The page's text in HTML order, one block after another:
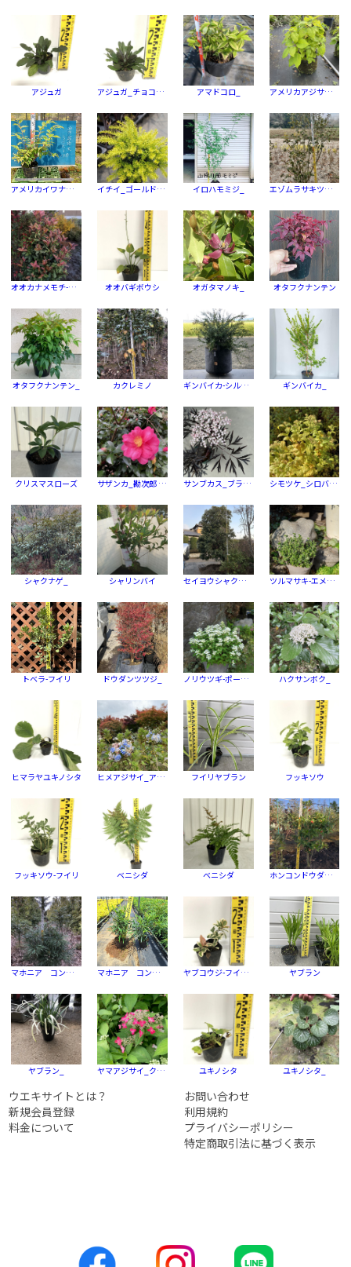
アジュガ アジュガ_チョコレートチップ アマドコロ_ アメリカアジサイ-アナベル
アメリカイワナンテン_レインボー イチイ_ゴールドストライク イロハモミジ_ エゾムラサキツツジ_
オオカナメモチ-ピンククリスピー オオバギボウシ オガタマノキ_ オタフクナンテン
オタフクナンテン_ カクレミノ ギンバイカ-シルキーベリー ギンバイカ_
クリスマスローズ サザンカ_勘次郎 (タチカン) サンブカス_ブラックレース シモツケ_シロバナシモツケ
シャクナゲ_ シャリンバイ セイヨウシャクナゲ_ ツルマサキ-エメラルドガイティ
トベラ-フイリ ドウダンツツジ_ ノリウツギ-ポールスター ハクサンボク_
ヒマラヤユキノシタ ヒメアジサイ_アンギョウシキザキ (安行四季咲) フイリヤブラン フッキソウ
フッキソウ-フイリ ベニシダ ベニシダ ホンコンドウダン-ピンクシャンデリア
マホニア コンフューサ-セイリュウ (清流) マホニア コンフューサ_ ヤブコウジ-フイリ (斑入) ヤブラン
ヤブラン_ ヤマアジサイ_クレナイ ユキノシタ ユキノシタ_
ウエキサイトとは？
新規会員登録
料金について
お問い合わせ
利用規約
プライバシーポリシー
特定商取引法に基づく表示